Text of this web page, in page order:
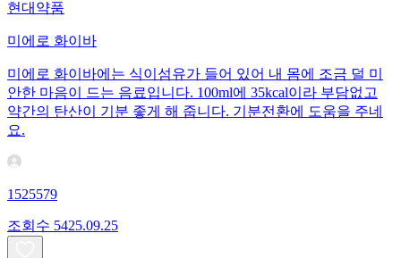
현대약품
미에로 화이바
미에로 화이바에는 식이섬유가 들어 있어 내 몸에 조금 덜 미
안한 마음이 드는 음료입니다. 100ml에 35kcal이라 부담없고
약간의 탄산이 기분 좋게 해 줍니다. 기분전환에 도움을 주네
요.
1525579
조회수 5425.09.25